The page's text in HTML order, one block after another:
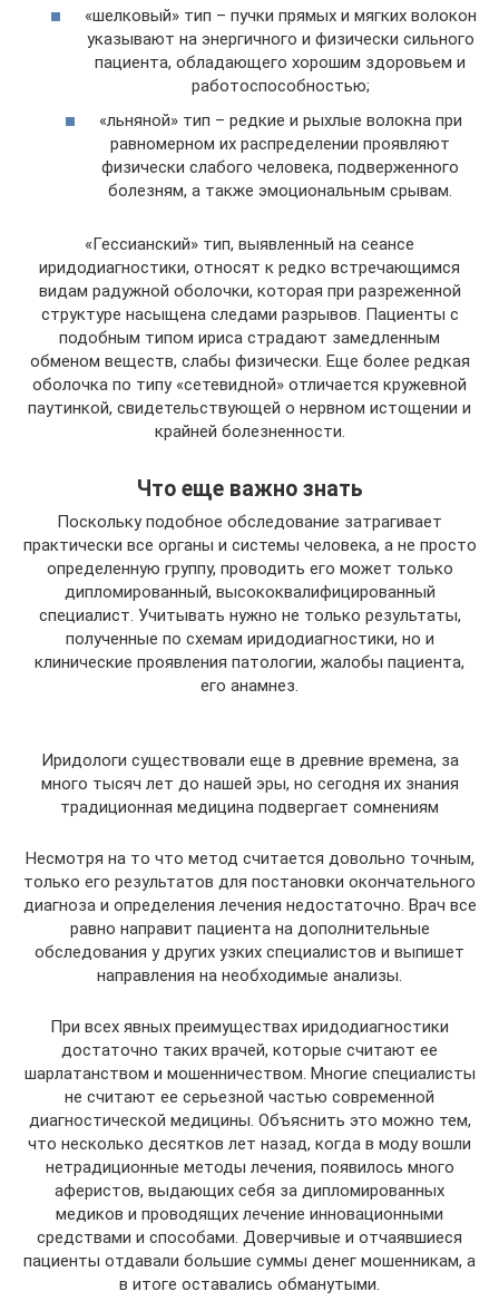
«шелковый» тип – пучки прямых и мягких волокон
указывают на энергичного и физически сильного
пациента, обладающего хорошим здоровьем и
работоспособностью;
«льняной» тип – редкие и рыхлые волокна при
равномерном их распределении проявляют
физически слабого человека, подверженного
болезням, а также эмоциональным срывам.
«Гессианский» тип, выявленный на сеансе
иридодиагностики, относят к редко встречающимся
видам радужной оболочки, которая при разреженной
структуре насыщена следами разрывов. Пациенты с
подобным типом ириса страдают замедленным
обменом веществ, слабы физически. Еще более редкая
оболочка по типу «сетевидной» отличается кружевной
паутинкой, свидетельствующей о нервном истощении и
крайней болезненности.
Что еще важно знать
Поскольку подобное обследование затрагивает
практически все органы и системы человека, а не просто
определенную группу, проводить его может только
дипломированный, высококвалифицированный
специалист. Учитывать нужно не только результаты,
полученные по схемам иридодиагностики, но и
клинические проявления патологии, жалобы пациента,
его анамнез.
Иридологи существовали еще в древние времена, за
много тысяч лет до нашей эры, но сегодня их знания
традиционная медицина подвергает сомнениям
Несмотря на то что метод считается довольно точным,
только его результатов для постановки окончательного
диагноза и определения лечения недостаточно. Врач все
равно направит пациента на дополнительные
обследования у других узких специалистов и выпишет
направления на необходимые анализы.
При всех явных преимуществах иридодиагностики
достаточно таких врачей, которые считают ее
шарлатанством и мошенничеством. Многие специалисты
не считают ее серьезной частью современной
диагностической медицины. Объяснить это можно тем,
что несколько десятков лет назад, когда в моду вошли
нетрадиционные методы лечения, появилось много
аферистов, выдающих себя за дипломированных
медиков и проводящих лечение инновационными
средствами и способами. Доверчивые и отчаявшиеся
пациенты отдавали большие суммы денег мошенникам, а
в итоге оставались обманутыми.